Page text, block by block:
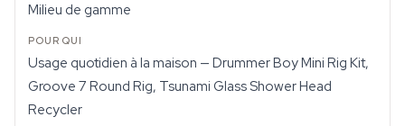
Milieu de gamme
Usage quotidien à la maison — Drummer Boy Mini Rig Kit,
Groove 7 Round Rig, Tsunami Glass Shower Head
Recycler